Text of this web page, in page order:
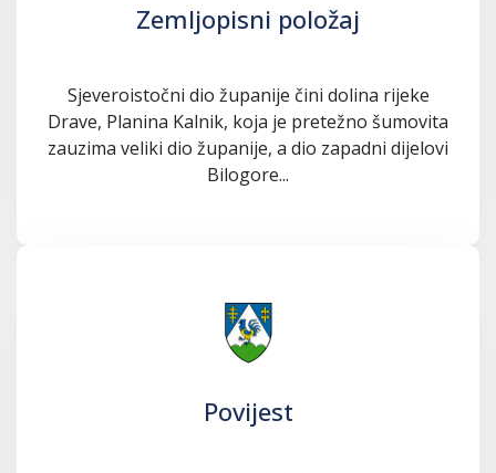
Zemljopisni položaj
Sjeveroistočni dio županije čini dolina rijeke
Drave, Planina Kalnik, koja je pretežno šumovita
zauzima veliki dio županije, a dio zapadni dijelovi
Bilogore...
Povijest